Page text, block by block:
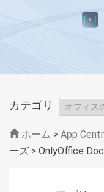
カテゴリ
ホーム > App
ーズ > OnlyOffice